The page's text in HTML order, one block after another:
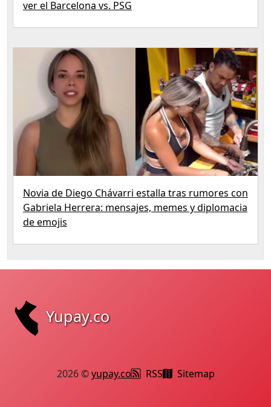
ver el Barcelona vs. PSG
Novia de Diego Chávarri estalla tras rumores con
Gabriela Herrera: mensajes, memes y diplomacia
de emojis
Yupay.co
2026 ©yupay.co RSS Sitemap